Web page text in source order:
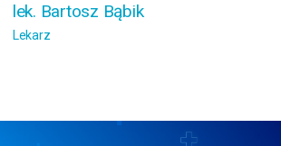
lek. Bartosz Bąbik
Lekarz